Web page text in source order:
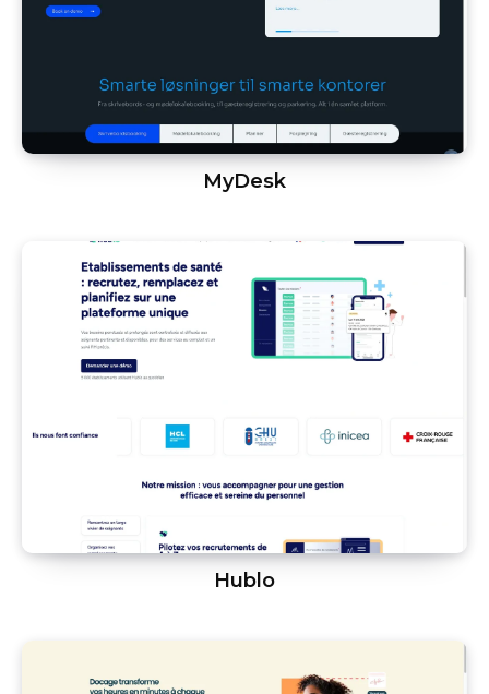
MyDesk
Hublo